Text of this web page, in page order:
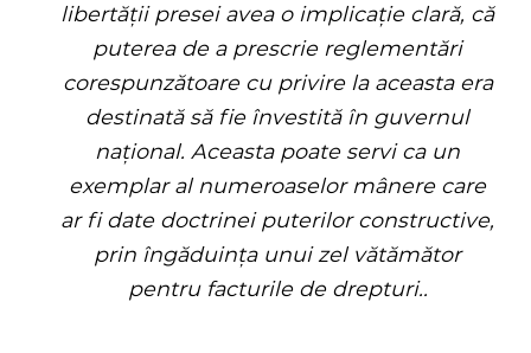
libertății presei avea o implicație clară, că
puterea de a prescrie reglementări
corespunzătoare cu privire la aceasta era
destinată să fie învestită în guvernul
național. Aceasta poate servi ca un
exemplar al numeroaselor mânere care
ar fi date doctrinei puterilor constructive,
prin îngăduința unui zel vătămător
pentru facturile de drepturi..